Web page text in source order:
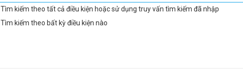
Tìm kiếm theo tất cả điều kiện hoặc sử dụng truy vấn tìm kiếm đã nhập
Tìm kiếm theo bất kỳ điều kiện nào